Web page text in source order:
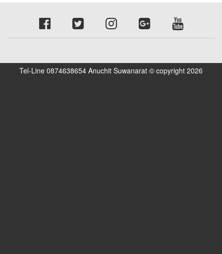
Tel-Line 0874638654 Anuchit Suwanarat © copyright 2026